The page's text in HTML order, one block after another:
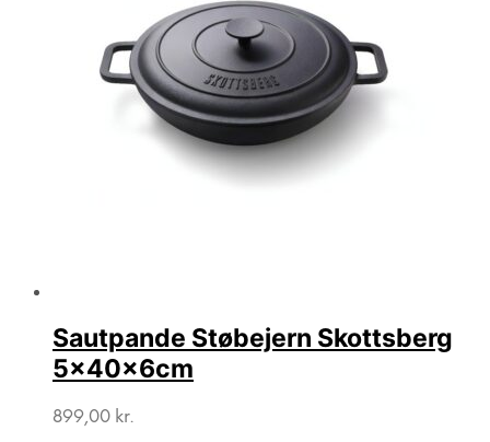
Sautpande Støbejern Skottsberg
5x40x6cm
899,00 kr.